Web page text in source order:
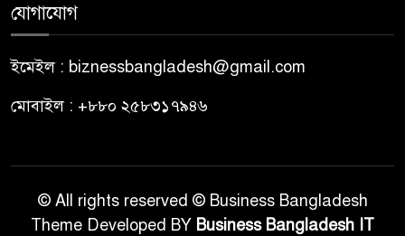
যোগাযোগ
ইমেইল : biznessbangladesh@gmail.com
মোবাইল : +৮৮০ ২৫৮৩১৭৯৪৬
© All rights reserved © Business Bangladesh
Theme Developed BY Business Bangladesh IT